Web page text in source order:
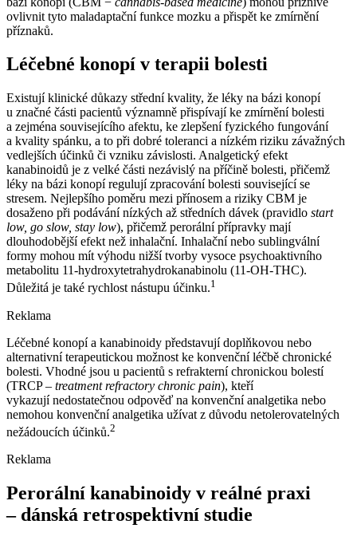
ovlivnit tyto maladaptační funkce mozku a přispět ke zmírnění
příznaků.
Léčebné konopí v terapii bolesti
Existují klinické důkazy střední kvality, že léky na bázi konopí
u značné části pacientů významně přispívají ke zmírnění bolesti
a zejména souvisejícího afektu, ke zlepšení fyzického fungování
a kvality spánku, a to při dobré toleranci a nízkém riziku závažných
vedlejších účinků či vzniku závislosti. Analgetický efekt
kanabinoidů je z velké části nezávislý na příčině bolesti, přičemž
léky na bázi konopí regulují zpracování bolesti související se
stresem. Nejlepšího poměru mezi přínosem a riziky CBM je
dosaženo při podávání nízkých až středních dávek (pravidlo start
low, go slow, stay low), přičemž perorální přípravky mají
dlouhodobější efekt než inhalační. Inhalační nebo sublingvální
formy mohou mít výhodu nižší tvorby vysoce psychoaktivního
metabolitu 11-hydroxytetrahydrokanabinolu (11-OH-THC).
Důležitá je také rychlost nástupu účinku.1
Reklama
Léčebné konopí a kanabinoidy představují doplňkovou nebo
alternativní terapeutickou možnost ke konvenční léčbě chronické
bolesti. Vhodné jsou u pacientů s refrakterní chronickou bolestí
(TRCP –⁠ treatment refractory chronic pain), kteří
vykazují nedostatečnou odpověď na konvenční analgetika nebo
nemohou konvenční analgetika užívat z důvodu netolerovatelných
nežádoucích účinků.2
Reklama
Perorální kanabinoidy v reálné praxi
–⁠ dánská retrospektivní studie